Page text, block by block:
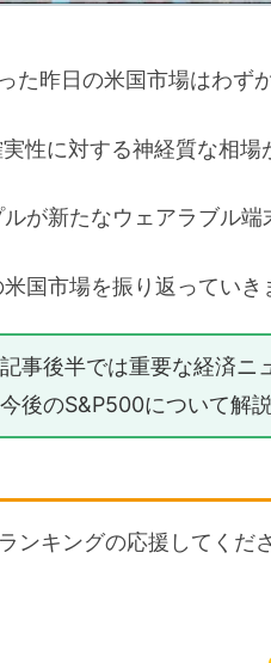
た昨日の米国市場はわず
性に対する神経質な相場
が新たなウェアラブル
国市場を振り返っていき
記事後半では重要な経済ニ
今後のS&P500について解
ンキングの応援してくだ